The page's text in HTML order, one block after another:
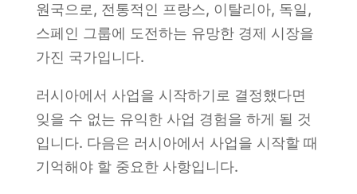
원국으로, 전통적인 프랑스, 이탈리아, 독일,
스페인 그룹에 도전하는 유망한 경제 시장을
가진 국가입니다.
러시아에서 사업을 시작하기로 결정했다면
잊을 수 없는 유익한 사업 경험을 하게 될 것
입니다. 다음은 러시아에서 사업을 시작할 때
기억해야 할 중요한 사항입니다.